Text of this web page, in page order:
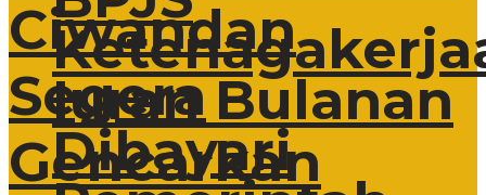
Iuran Bulanan
Dibayari
Ciwandan
Segera
Gencarkan